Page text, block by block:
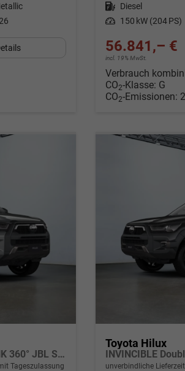
Kraftstoff Diesel
Leistung 150 kW (204 PS)
56.841,– €
incl. 19% MwSt.
Verbrauch
CO2-Klasse: G
CO2-Emissionen:
INVINCIBLE Double Cab 4x4 Leder AHK 360° JBL Soundsystem
Tageszulassung
Toyota Hilux
unverbindliche